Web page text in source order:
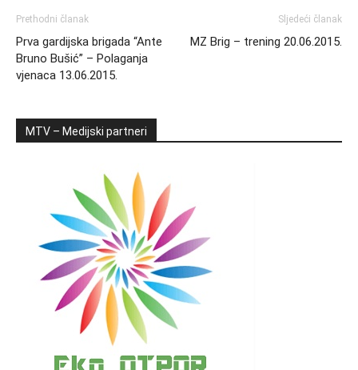
Prethodni članak
Prva gardijska brigada “Ante
Bruno Bušić” – Polaganja
vjenaca 13.06.2015.
Sljedeći članak
MZ Brig – trening 20.06.2015.
MTV – Medijski partneri